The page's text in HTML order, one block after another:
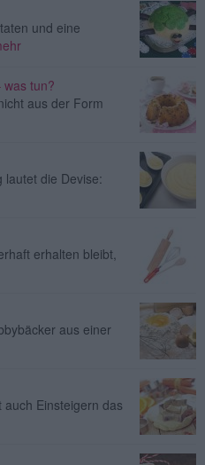
und eine
was tun?
aus der Form
lautet die Devise:
erhalten bleibt,
aus einer
Einsteigern das